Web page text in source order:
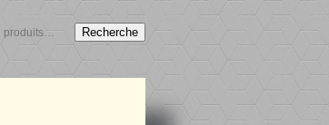
Recherche